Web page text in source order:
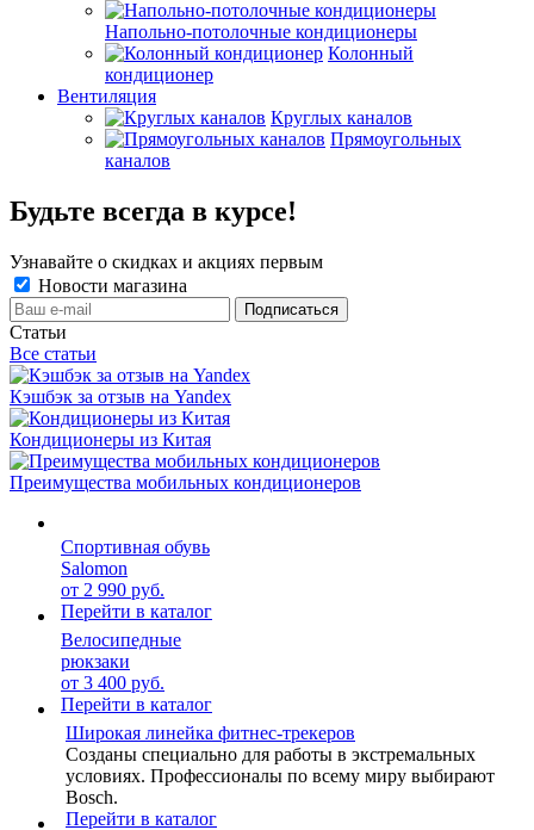
Напольно-потолочные кондиционеры
Колонный
кондиционер
Вентиляция
Круглых каналов
Прямоугольных
каналов
Будьте всегда в курсе!
Узнавайте о скидках и акциях первым
Новости магазина
Статьи
Все статьи
Кэшбэк за отзыв на Yandex
Кондиционеры из Китая
Преимущества мобильных кондиционеров
Спортивная обувь
Salomon
от 2 990 руб.
Перейти в каталог
Велосипедные
рюкзаки
от 3 400 руб.
Перейти в каталог
Широкая линейка фитнес-трекеров
Созданы специально для работы в экстремальных
условиях. Профессионалы по всему миру выбирают
Bosch.
Перейти в каталог